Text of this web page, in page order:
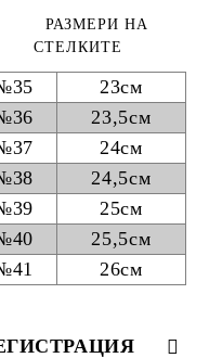
РАЗМЕРИ НА
СТЕЛКИТЕ
23см
23,5см
24см
24,5см
25см
25,5см
26см